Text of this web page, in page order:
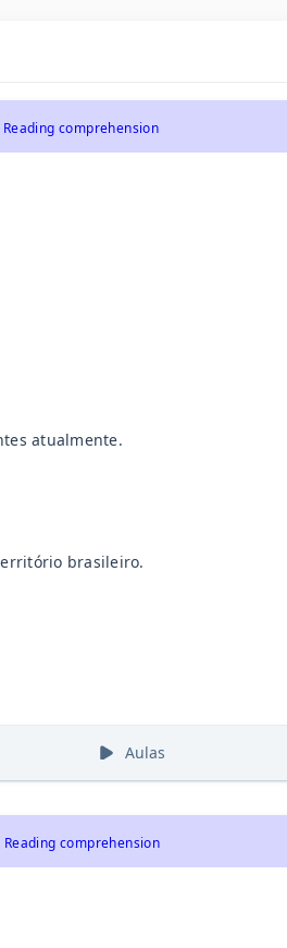
comprehension
atualmente.
brasileiro.
Aulas
comprehension